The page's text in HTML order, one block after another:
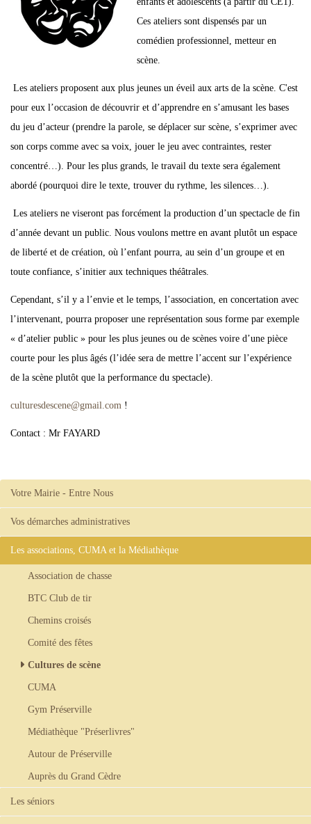
Ces ateliers sont dispensés par un
comédien professionnel, metteur en
scène.
Les ateliers proposent aux plus jeunes un éveil aux arts de la scène. C'est
pour eux l’occasion de découvrir et d’apprendre en s’amusant les bases
du jeu d’acteur (prendre la parole, se déplacer sur scène, s’exprimer avec
son corps comme avec sa voix, jouer le jeu avec contraintes, rester
concentré…). Pour les plus grands, le travail du texte sera également
abordé (pourquoi dire le texte, trouver du rythme, les silences…).
Les ateliers ne viseront pas forcément la production d’un spectacle de fin
d’année devant un public. Nous voulons mettre en avant plutôt un espace
de liberté et de création, où l’enfant pourra, au sein d’un groupe et en
toute confiance, s’initier aux techniques théâtrales.
Cependant, s’il y a l’envie et le temps, l’association, en concertation avec
l’intervenant, pourra proposer une représentation sous forme par exemple
« d’atelier public » pour les plus jeunes ou de scènes voire d’une pièce
courte pour les plus âgés (l’idée sera de mettre l’accent sur l’expérience
de la scène plutôt que la performance du spectacle).
culturesdescene@gmail.com !
Contact : Mr FAYARD
Votre Mairie - Entre Nous
Vos démarches administratives
Les associations, CUMA et la Médiathèque
Association de chasse
BTC Club de tir
Chemins croisés
Comité des fêtes
Cultures de scène
CUMA
Gym Préserville
Médiathèque "Préserlivres"
Autour de Préserville
Auprès du Grand Cèdre
Les séniors